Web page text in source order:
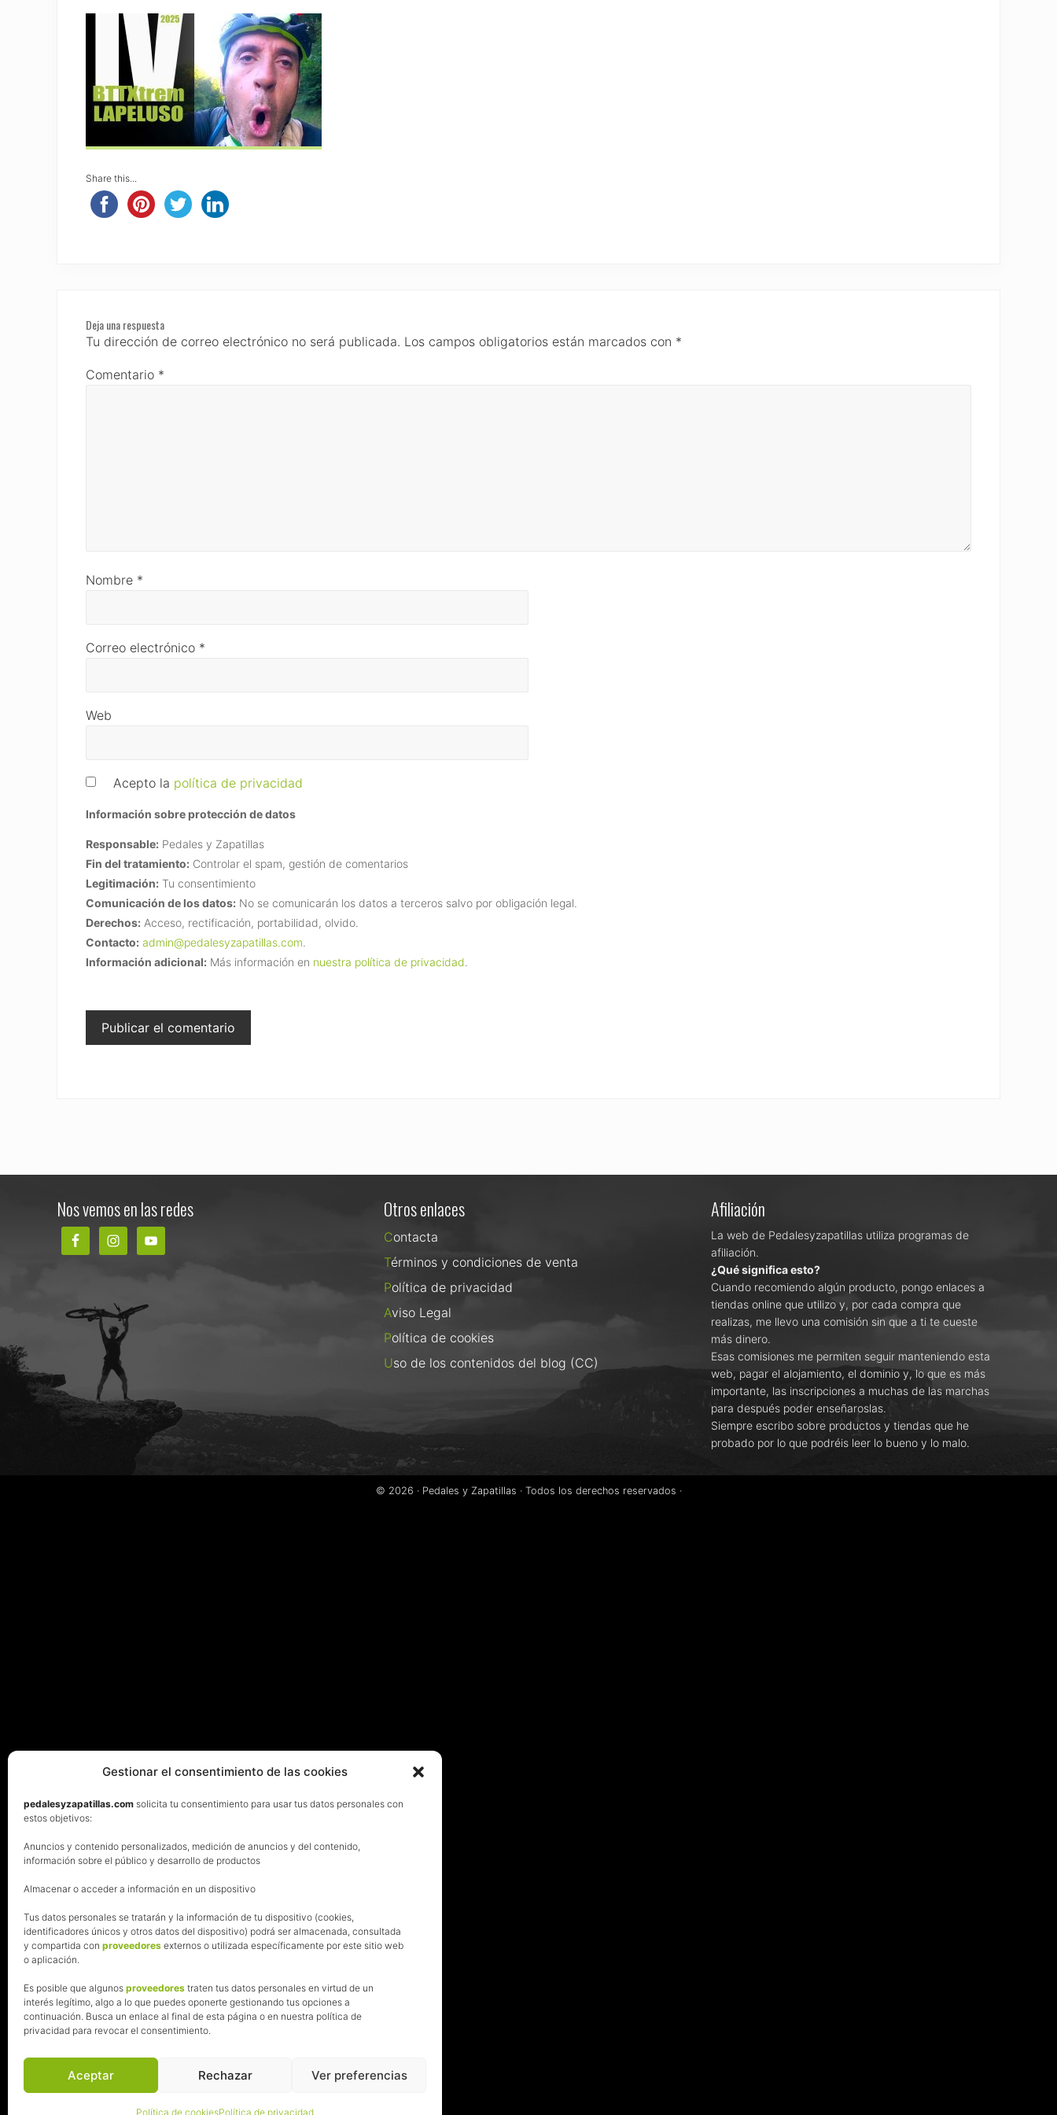
Gestionar el consentimiento de las cookies
pedalesyzapatillas.com solicita tu consentimiento para usar tus datos personales con
estos objetivos:
Anuncios y contenido personalizados, medición de anuncios y del contenido,
información sobre el público y desarrollo de productos
Almacenar o acceder a información en un dispositivo
Tus datos personales se tratarán y la información de tu dispositivo (cookies,
identificadores únicos y otros datos del dispositivo) podrá ser almacenada, consultada
y compartida con proveedores externos o utilizada específicamente por este sitio web
o aplicación.
Es posible que algunos proveedores traten tus datos personales en virtud de un
interés legítimo, algo a lo que puedes oponerte gestionando tus opciones a
continuación. Busca un enlace al final de esta página o en nuestra política de
privacidad para revocar el consentimiento.
Aceptar Rechazar Ver preferencias
Política de cookiesPolítica de privacidad
Share this...
Interactions
Deja una respuesta
Tu dirección de correo electrónico no será publicada. Los campos obligatorios están marcados con *
Comentario *
Nombre *
Correo electrónico *
Web
Acepto la política de privacidad
Información sobre protección de datos
Responsable: Pedales y Zapatillas
Fin del tratamiento: Controlar el spam, gestión de comentarios
Legitimación: Tu consentimiento
Comunicación de los datos: No se comunicarán los datos a terceros salvo por obligación legal.
Derechos: Acceso, rectificación, portabilidad, olvido.
Contacto: admin@pedalesyzapatillas.com.
Información adicional: Más información en nuestra política de privacidad.
Nos vemos en las redes Otros enlaces
Contacta
Términos y condiciones de venta
Política de privacidad
Aviso Legal
Política de cookies
Uso de los contenidos del blog (CC)
Afiliación
La web de Pedalesyzapatillas utiliza programas de
afiliación.
¿Qué significa esto?
Cuando recomiendo algún producto, pongo enlaces a
tiendas online que utilizo y, por cada compra que
realizas, me llevo una comisión sin que a ti te cueste
más dinero.
Esas comisiones me permiten seguir manteniendo esta
web, pagar el alojamiento, el dominio y, lo que es más
importante, las inscripciones a muchas de las marchas
para después poder enseñaroslas.
Siempre escribo sobre productos y tiendas que he
probado por lo que podréis leer lo bueno y lo malo.
© 2026 · Pedales y Zapatillas · Todos los derechos reservados ·